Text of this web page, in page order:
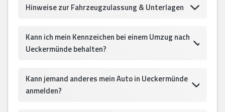
Hinweise zur Fahrzeugzulassung & Unterlagen
Kann ich mein Kennzeichen bei einem Umzug nach
Ueckermünde behalten?
Kann jemand anderes mein Auto in Ueckermünde
anmelden?